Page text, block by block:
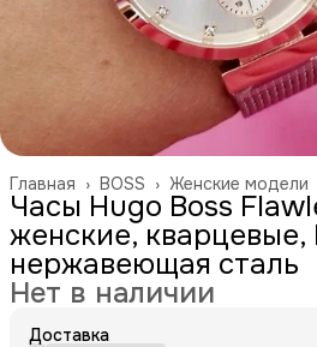
Женские модели
BOSS ›
Главная ›
Часы Hugo Boss
женские, кварцевые,
нержавеющая сталь
Нет в наличии
Доставка